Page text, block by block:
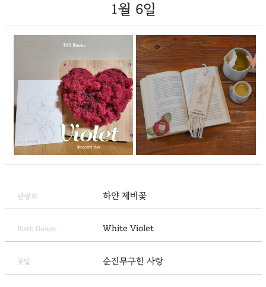
1월 6일
탄생화 하얀 제비꽃
Birth flower White Violet
꽃말 순진무구한 사랑